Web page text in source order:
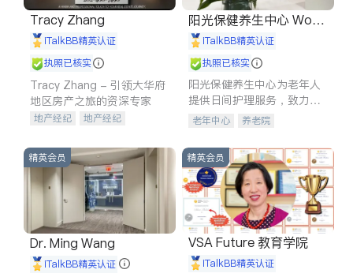
Tracy Zhang
iTalkBB精英认证
执照已核实
Tracy Zhang - 引领大华府
地区房产之旅的资深专家
地产经纪
地产经纪
商铺租售
开发商建商
阳光保健养生中心 World
shine
iTalkBB精英认证
执照已核实
阳光保健养生中心为老年人
提供日间护理服务，致力于
通过持续的护理创新来有效
老年中心 养老院
精英会员
Dr. Ming Wang
iTalkBB精英认证
精英会员
VSA Future 教育学院
iTalkBB精英认证